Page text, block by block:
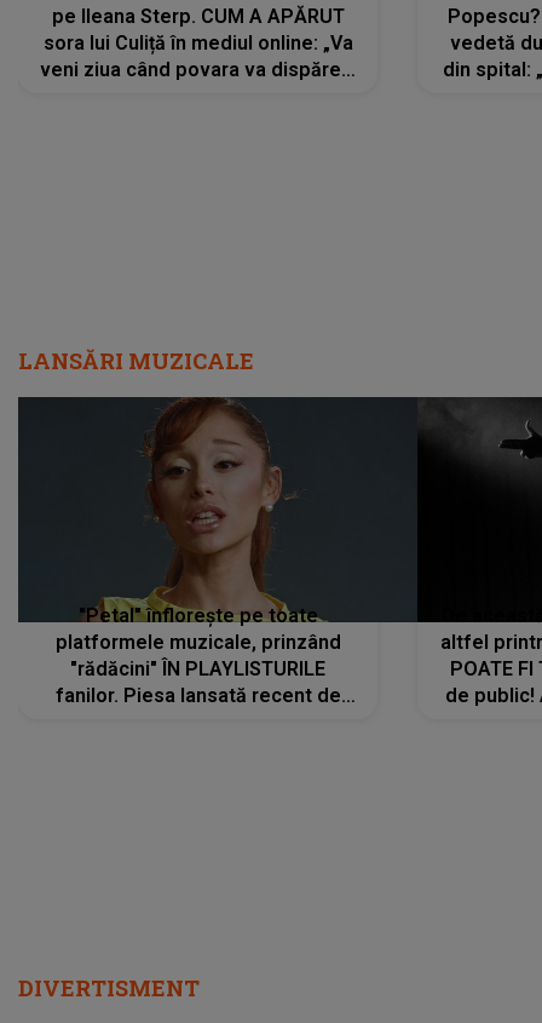
pe Ileana Sterp. CUM A APĂRUT
sora lui Culiță în mediul online: „Va
veni ziua când povara va dispărea,
vedetă
din spital:
LANSĂRI MUZICALE
"Petal" înflorește pe toate
platformele muzicale, prinzând
"rădăcini" ÎN PLAYLISTURILE
fanilor. Piesa lansată recent de
altfel
POATE FI
de public!
DIVERTISMENT